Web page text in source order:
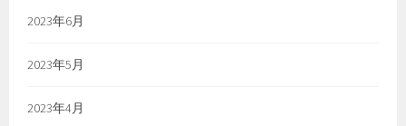
2023年6月
2023年5月
2023年4月